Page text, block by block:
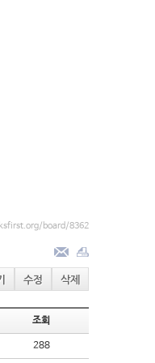
board/8362
수정 삭제
조회
288